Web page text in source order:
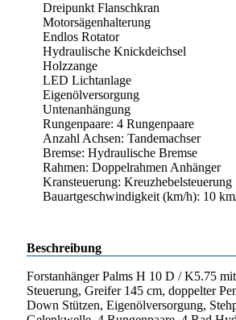
Dreipunkt Flanschkran
Motorsägenhalterung
Endlos Rotator
Hydraulische Knickdeichsel
Holzzange
LED Lichtanlage
Eigenölversorgung
Untenanhängung
Rungenpaare: 4 Rungenpaare
Anzahl Achsen: Tandemachser
Bremse: Hydraulische Bremse
Rahmen: Doppelrahmen Anhänger
Kransteuerung: Kreuzhebelsteuerung
Bauartgeschwindigkeit (km/h): 10
Beschreibung
Forstanhänger Palms H 10 D / K5.75
Steuerung, Greifer 145 cm, doppelter
Down Stützen, Eigenölversorgung,